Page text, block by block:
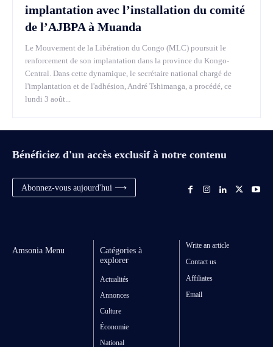
implantation avec l’installation du comité
de l’AJBPA à Muanda
Le Mouvement de la Libération du Congo (MLC) poursuit le
renforcement de son implantation dans la province du Kongo-
Central. Dans cette dynamique, le secrétaire national chargé de
l'implantation et de l'adhésion, André Tshimanga, a procédé, ce
lundi 3 août...
Bénéficiez d'un accès exclusif à notre contenu
Abonnez-vous aujourd'hui ⟶
Amsonia Menu
Catégories à
explorer
Actualités
Annonces
Culture
Économie
National
Write an article
Contact us
Affiliates
Email